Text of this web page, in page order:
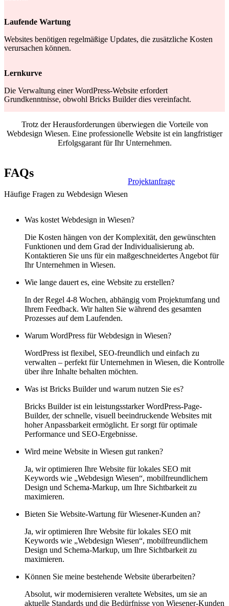
Laufende Wartung
Websites benötigen regelmäßige Updates, die zusätzliche Kosten
verursachen können.
Lernkurve
Die Verwaltung einer WordPress-Website erfordert
Grundkenntnisse, obwohl Bricks Builder dies vereinfacht.
Trotz der Herausforderungen überwiegen die Vorteile von
Webdesign Wiesen. Eine professionelle Website ist ein langfristiger
Erfolgsgarant für Ihr Unternehmen.
FAQs
Häufige Fragen zu Webdesign Wiesen
Projektanfrage
Was kostet Webdesign in Wiesen?
Die Kosten hängen von der Komplexität, den gewünschten
Funktionen und dem Grad der Individualisierung ab.
Kontaktieren Sie uns für ein maßgeschneidertes Angebot für
Ihr Unternehmen in Wiesen.
Wie lange dauert es, eine Website zu erstellen?
In der Regel 4-8 Wochen, abhängig vom Projektumfang und
Ihrem Feedback. Wir halten Sie während des gesamten
Prozesses auf dem Laufenden.
Warum WordPress für Webdesign in Wiesen?
WordPress ist flexibel, SEO-freundlich und einfach zu
verwalten – perfekt für Unternehmen in Wiesen, die Kontrolle
über ihre Inhalte behalten möchten.
Was ist Bricks Builder und warum nutzen Sie es?
Bricks Builder ist ein leistungsstarker WordPress-Page-
Builder, der schnelle, visuell beeindruckende Websites mit
hoher Anpassbarkeit ermöglicht. Er sorgt für optimale
Performance und SEO-Ergebnisse.
Wird meine Website in Wiesen gut ranken?
Ja, wir optimieren Ihre Website für lokales SEO mit
Keywords wie „Webdesign Wiesen“, mobilfreundlichem
Design und Schema-Markup, um Ihre Sichtbarkeit zu
maximieren.
Bieten Sie Website-Wartung für Wiesener-Kunden an?
Ja, wir optimieren Ihre Website für lokales SEO mit
Keywords wie „Webdesign Wiesen“, mobilfreundlichem
Design und Schema-Markup, um Ihre Sichtbarkeit zu
maximieren.
Können Sie meine bestehende Website überarbeiten?
Absolut, wir modernisieren veraltete Websites, um sie an
aktuelle Standards und die Bedürfnisse von Wiesener-Kunden